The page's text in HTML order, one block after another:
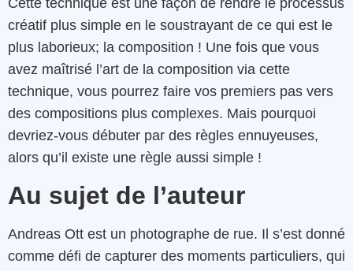
Cette technique est une façon de rendre le processus
créatif plus simple en le soustrayant de ce qui est le
plus laborieux; la composition ! Une fois que vous
avez maîtrisé l’art de la composition via cette
technique, vous pourrez faire vos premiers pas vers
des compositions plus complexes. Mais pourquoi
devriez-vous débuter par des règles ennuyeuses,
alors qu’il existe une règle aussi simple !
Au sujet de l’auteur
Andreas Ott est un photographe de rue. Il s’est donné
comme défi de capturer des moments particuliers, qui